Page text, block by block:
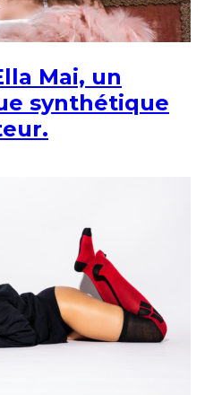
Mai, un
synthétique